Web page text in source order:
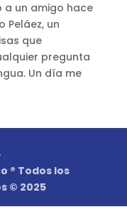
a un amigo hace
Peláez, un
que
pregunta
Un día me
® Todos los
© 2025